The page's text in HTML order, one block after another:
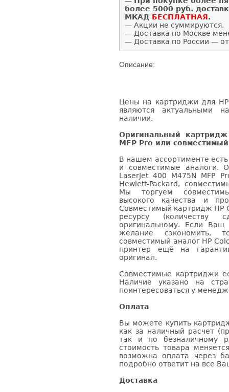
более 5000 руб.
МКАД БЕСПЛАТНАЯ.
— Акции не суммируются.
— Доставка по Москве
— Доставка по России —
Описание:
Цены на картриджи для HP
являются актуальными
наличии.
Оригинальный
MFP Pro или совместимый
В нашем ассортименте
и совместимые аналоги.
LaserJet 400 M475N MFP
Hewlett-Packard,
Мы торгуем
высокого качества и
Совместимый картридж HP
ресурсу (количеству
оригинальному. Если
желание сэкономить,
совместимый аналог HP
принтер ещё на
оригинал.
Совместимые картриджи
Наличие указано на
поинтересоваться у
Оплата
Вы можете купить
как за наличный расчет
так и по безналичному
стоимость товара
возможна оплата через
подробно ответит на все
Доставка